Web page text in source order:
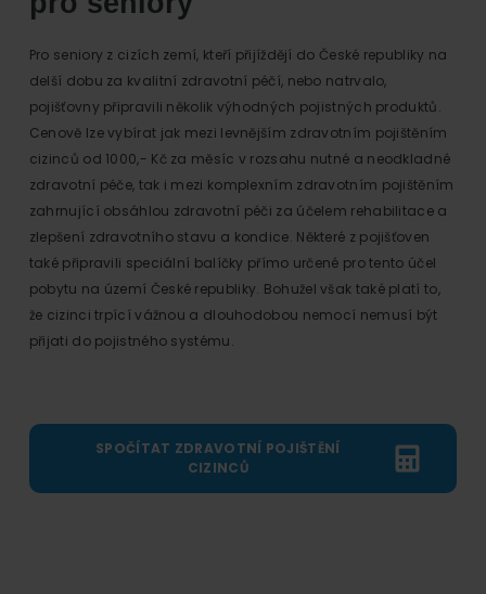
Pro seniory z cizích zemí, kteří přijíždějí do České republiky na
delší dobu za kvalitní zdravotní péčí, nebo natrvalo,
pojišťovny připravili několik výhodných pojistných produktů.
Cenově lze vybírat jak mezi levnějším zdravotním pojištěním
cizinců od 1000,- Kč za měsíc v rozsahu nutné a neodkladné
zdravotní péče, tak i mezi komplexním zdravotním pojištěním
zahrnující obsáhlou zdravotní péči za účelem rehabilitace a
zlepšení zdravotního stavu a kondice. Některé z pojišťoven
také připravili speciální balíčky přímo určené pro tento účel
pobytu na území České republiky. Bohužel však také platí to,
že cizinci trpící vážnou a dlouhodobou nemocí nemusí být
přijati do pojistného systému.
SPOČÍTAT ZDRAVOTNÍ POJIŠTĚNÍ
CIZINCŮ